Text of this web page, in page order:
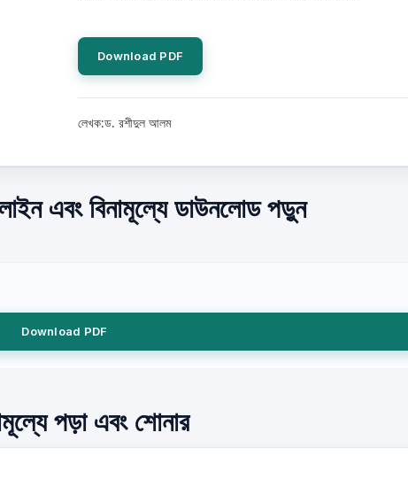
Download PDF
লেখক:ড. রশীদুল আলম
এবং বিনামূল্যে ডাউনলোড পড়ুন
Download PDF
পড়া এবং শোনার